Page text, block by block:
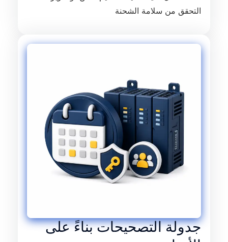
التحقق من سلامة الشحنة
جدولة التصحيحات بناءً على